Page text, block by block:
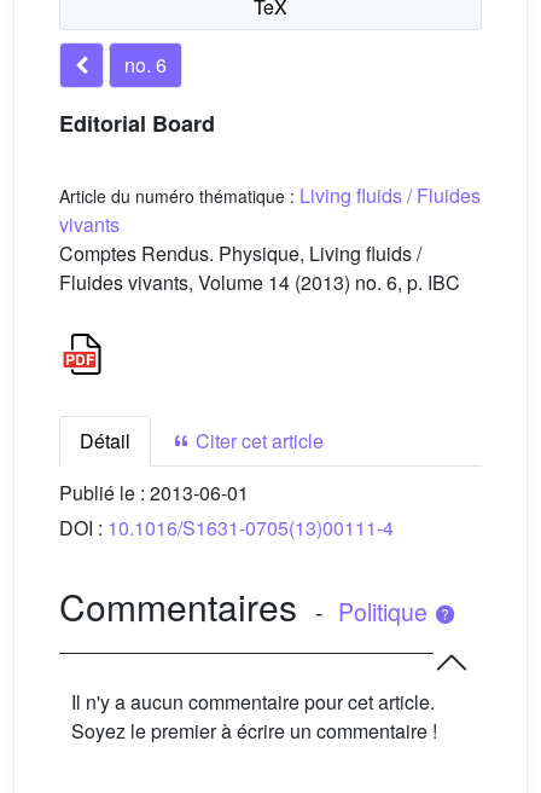
no. 6
Editorial Board
Article du numéro thématique : Living fluids / Fluides
vivants
Comptes Rendus. Physique, Living fluids /
Fluides vivants, Volume 14 (2013) no. 6, p. IBC
Détail
Citer cet article
Publié le : 2013-06-01
DOI : 10.1016/S1631-0705(13)00111-4
Commentaires - Politique
Il n'y a aucun commentaire pour cet article.
Soyez le premier à écrire un commentaire !